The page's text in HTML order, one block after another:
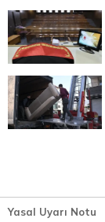
Yasal Uyarı Notu